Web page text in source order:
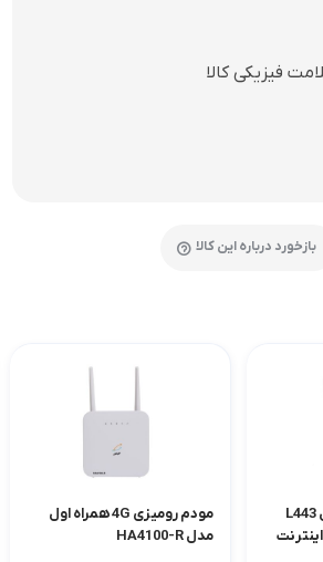
فیزیکی کالا
بازخورد درباره این کالا
مودم رومیزی 4G مدل L443
300 گیگ اینترنت
مودم رومیزی 4G همراه اول
مدل HA4100-R